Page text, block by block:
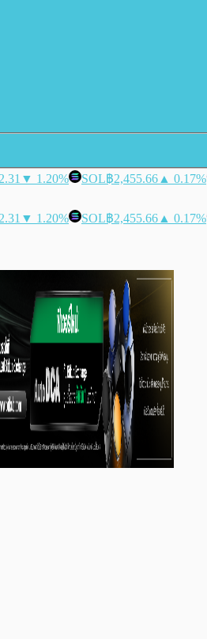
▼ 1.20% SOL฿2,455.66 ▲ 0.17%
▼ 1.20% SOL฿2,455.66 ▲ 0.17%